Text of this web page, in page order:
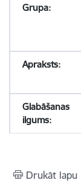
Drukāt lapu